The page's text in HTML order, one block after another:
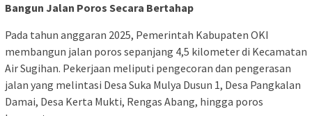
Bangun Jalan Poros Secara Bertahap
Pada tahun anggaran 2025, Pemerintah Kabupaten OKI
membangun jalan poros sepanjang 4,5 kilometer di Kecamatan
Air Sugihan. Pekerjaan meliputi pengecoran dan pengerasan
jalan yang melintasi Desa Suka Mulya Dusun 1, Desa Pangkalan
Damai, Desa Kerta Mukti, Rengas Abang, hingga poros